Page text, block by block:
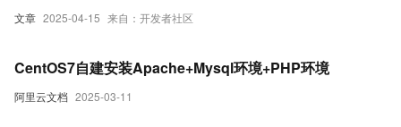
文章 2025-04-15 来自：开发者社区
阿里云文档 2025-03-11
CentOS7自建安装Apache+Mysql环境+PHP环境